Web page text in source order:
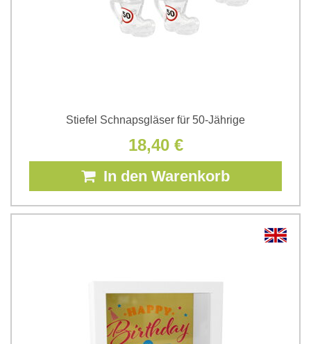
Stiefel Schnapsgläser für 50-Jährige
18,40 €
In den Warenkorb